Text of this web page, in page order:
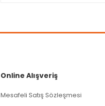
Online Alışveriş
Mesafeli Satış Sözleşmesi